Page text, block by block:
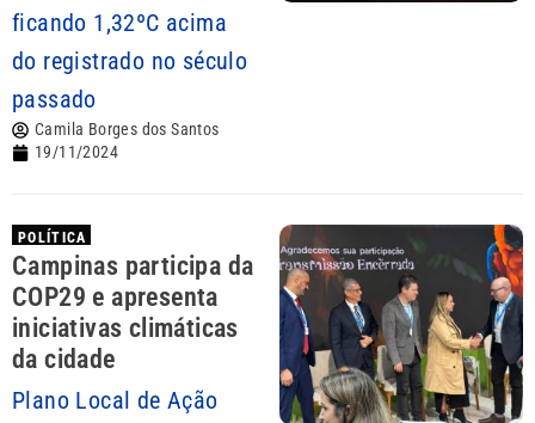
ficando 1,32ºC acima
do registrado no século
passado
Camila Borges dos Santos
19/11/2024
POLÍTICA
Campinas participa da
COP29 e apresenta
iniciativas climáticas
da cidade
Plano Local de Ação